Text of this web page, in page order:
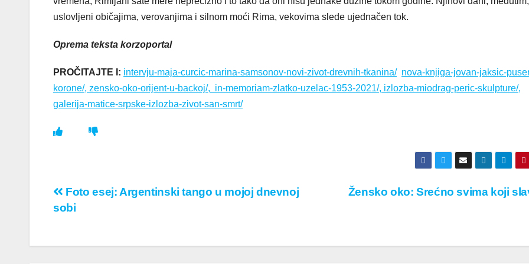
uslovljeni običajima, verovanjima i silnom moći Rima, vekovima slede ujednačen tok.
Oprema teksta korzoportal
PROČITAJTE I: intervju-maja-curcic-marina-samsonov-novi-zivot-drevnih-tkanina/ nova-knjiga-jovan-jaksic-
korone/, zensko-oko-orijent-u-backoj/, in-memoriam-zlatko-uzelac-1953-2021/, izlozba-miodrag-peric-skulpture/,
galerija-matice-srpske-izlozba-zivot-san-smrt/
Кретање
Žensko oko: Srećno svima koji
Foto esej: Argentinski tango u mojoj dnevnoj
sobi